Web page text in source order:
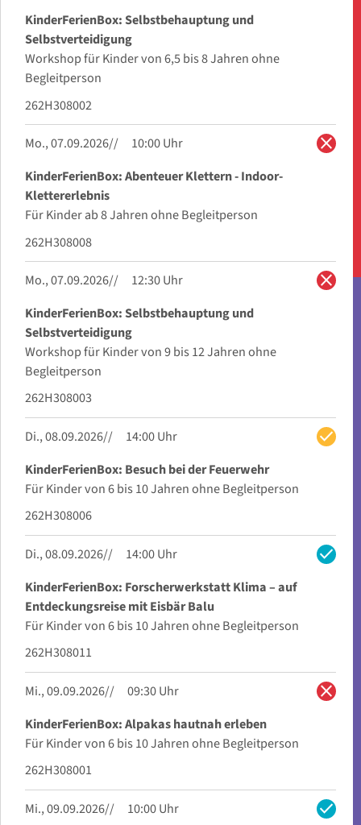
KinderFerienBox: Selbstbehauptung und
Selbstverteidigung
Workshop für Kinder von 6,5 bis 8 Jahren ohne
Begleitperson
262H308002
close
Mo., 07.09.2026
10:00 Uhr
KinderFerienBox: Abenteuer Klettern - Indoor-
Klettererlebnis
Für Kinder ab 8 Jahren ohne Begleitperson
262H308008
close
Mo., 07.09.2026
12:30 Uhr
KinderFerienBox: Selbstbehauptung und
Selbstverteidigung
Workshop für Kinder von 9 bis 12 Jahren ohne
Begleitperson
262H308003
check
Di., 08.09.2026
14:00 Uhr
KinderFerienBox: Besuch bei der Feuerwehr
Für Kinder von 6 bis 10 Jahren ohne Begleitperson
262H308006
check
Di., 08.09.2026
14:00 Uhr
KinderFerienBox: Forscherwerkstatt Klima – auf
Entdeckungsreise mit Eisbär Balu
Für Kinder von 6 bis 10 Jahren ohne Begleitperson
262H308011
close
Mi., 09.09.2026
09:30 Uhr
KinderFerienBox: Alpakas hautnah erleben
Für Kinder von 6 bis 10 Jahren ohne Begleitperson
262H308001
check
Mi., 09.09.2026
10:00 Uhr